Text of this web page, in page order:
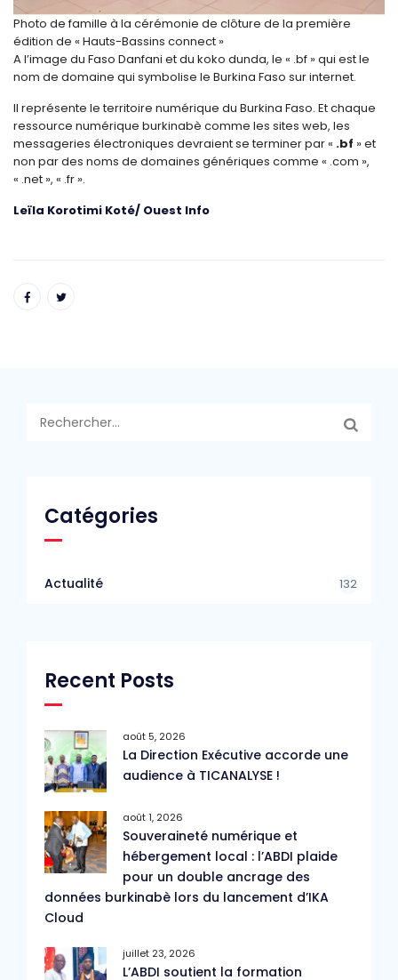
Photo de famille à la cérémonie de clôture de la première
édition de « Hauts-Bassins connect »
A l’image du Faso Danfani et du koko dunda, le « .bf » qui est le
nom de domaine qui symbolise le Burkina Faso sur internet.
Il représente le territoire numérique du Burkina Faso. Et chaque
ressource numérique burkinabè comme les sites web, les
messageries électroniques devraient se terminer par « .bf » et
non par des noms de domaines génériques comme « .com »,
« .net », « .fr ».
Leïla Korotimi Koté/ Ouest Info
Catégories
Actualité 132
Recent Posts
août 5, 2026
La Direction Exécutive accorde une
audience à TICANALYSE !
août 1, 2026
Souveraineté numérique et
hébergement local : l’ABDI plaide
pour un double ancrage des
données burkinabè lors du lancement d’IKA
Cloud
juillet 23, 2026
L’ABDI soutient la formation